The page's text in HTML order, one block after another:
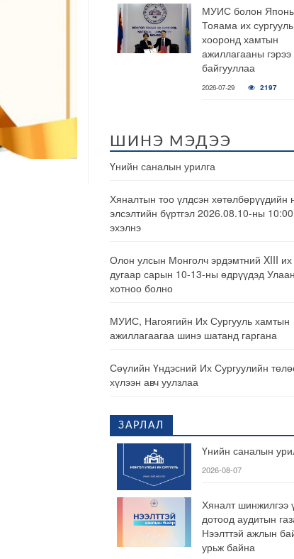
МУИС болон
Тояама их сургууль
хооронд хамтын
ажиллагааны гэрээ
байгууллаа
2026-07-29 2197
ШИНЭ МЭДЭЭ
Үнийн саналын урилга
Хяналтын тоо үлдсэн хөтөлбөрүүдийн
элсэлтийн бүртгэл 2026.08.10-ны 10:00
эхэлнэ
Олон улсын Монголч эрдэмтний XIII их
дугаар сарын 10-13-ны өдрүүдэд
хотноо болно
МУИС, Нагоягийн Их Сургууль хамтын
ажиллагаагаа шинэ шатанд гаргана
Сөүлийн Үндэсний Их Сургуулийн
хүлээн авч уулзлаа
ЗАРЛАЛ
Үнийн саналын
2026-08-07
Хяналт шинжилгээ
дотоод аудитын
Нээлттэй ажлын
урьж байна